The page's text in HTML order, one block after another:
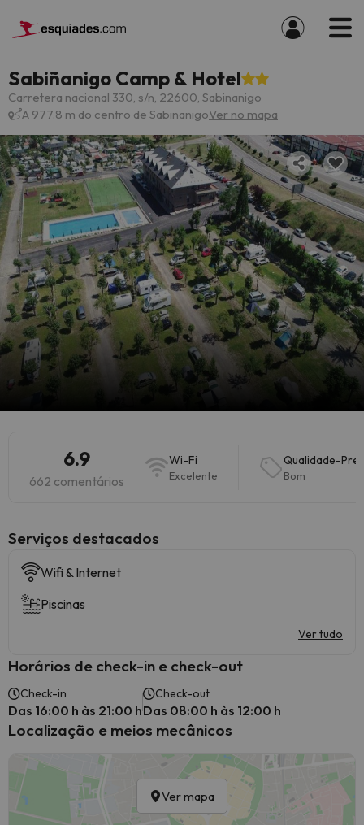
Sabiñanigo Camp & Hotel
Carretera nacional 330, s/n, 22600, Sabinanigo
A 977.8 m do centro de SabinanigoVer no mapa
6.9
662 comentários
Wi-Fi
Excelente
Qualidade-
Bom
Serviços destacados
Wifi & Internet
Piscinas
Ver tudo
Horários de check-in e check-out
Check-in
Das 16:00 h às 21:00 h
Check-out
Das 08:00 h às 12:00 h
Localização e meios mecânicos
Ver mapa